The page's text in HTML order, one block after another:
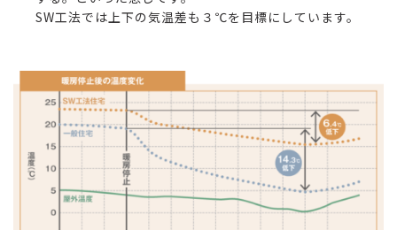
SW工法では上下の気温差も３℃を目標にしています。